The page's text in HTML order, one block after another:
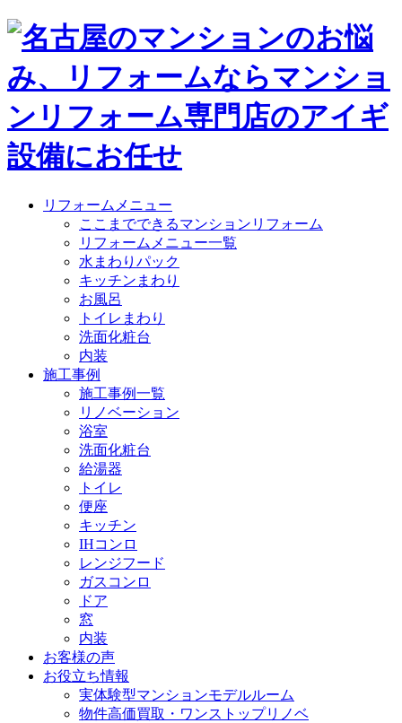
リフォームメニュー
ここまでできるマンションリフォーム
リフォームメニュー一覧
水まわりパック
キッチンまわり
お風呂
トイレまわり
洗面化粧台
内装
施工事例
施工事例一覧
リノベーション
浴室
洗面化粧台
給湯器
トイレ
便座
キッチン
IHコンロ
レンジフード
ガスコンロ
ドア
窓
内装
お客様の声
お役立ち情報
実体験型マンションモデルルーム
物件高価買取・ワンストップリノベ